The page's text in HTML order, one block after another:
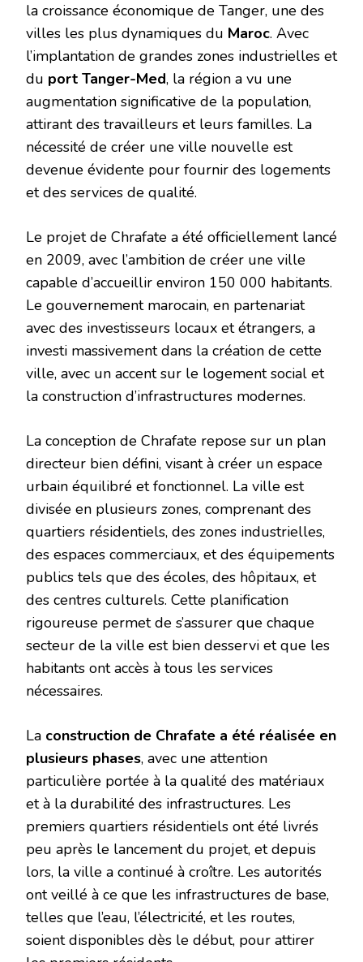
la croissance économique de Tanger, une des
villes les plus dynamiques du Maroc. Avec
l’implantation de grandes zones industrielles et
du port Tanger-Med, la région a vu une
augmentation significative de la population,
attirant des travailleurs et leurs familles. La
nécessité de créer une ville nouvelle est
devenue évidente pour fournir des logements
et des services de qualité.
Le projet de Chrafate a été officiellement lancé
en 2009, avec l’ambition de créer une ville
capable d’accueillir environ 150 000 habitants.
Le gouvernement marocain, en partenariat
avec des investisseurs locaux et étrangers, a
investi massivement dans la création de cette
ville, avec un accent sur le logement social et
la construction d’infrastructures modernes.
La conception de Chrafate repose sur un plan
directeur bien défini, visant à créer un espace
urbain équilibré et fonctionnel. La ville est
divisée en plusieurs zones, comprenant des
quartiers résidentiels, des zones industrielles,
des espaces commerciaux, et des équipements
publics tels que des écoles, des hôpitaux, et
des centres culturels. Cette planification
rigoureuse permet de s’assurer que chaque
secteur de la ville est bien desservi et que les
habitants ont accès à tous les services
nécessaires.
La construction de Chrafate a été réalisée en
plusieurs phases, avec une attention
particulière portée à la qualité des matériaux
et à la durabilité des infrastructures. Les
premiers quartiers résidentiels ont été livrés
peu après le lancement du projet, et depuis
lors, la ville a continué à croître. Les autorités
ont veillé à ce que les infrastructures de base,
telles que l’eau, l’électricité, et les routes,
soient disponibles dès le début, pour attirer